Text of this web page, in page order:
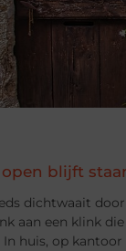
blijft
dichtwaait
aan een klink
huis, op